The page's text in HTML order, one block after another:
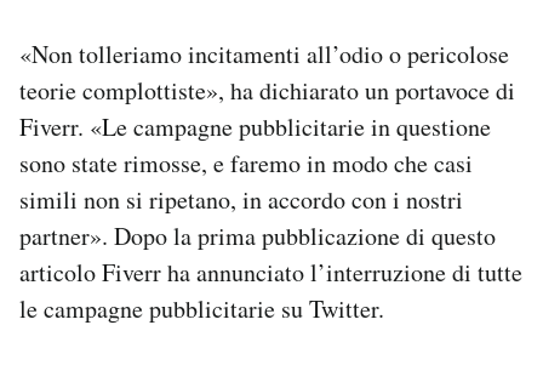
«Non tolleriamo incitamenti all’odio o pericolose
teorie complottiste», ha dichiarato un portavoce di
Fiverr. «Le campagne pubblicitarie in questione
sono state rimosse, e faremo in modo che casi
simili non si ripetano, in accordo con i nostri
partner». Dopo la prima pubblicazione di questo
articolo Fiverr ha annunciato l’interruzione di tutte
le campagne pubblicitarie su Twitter.